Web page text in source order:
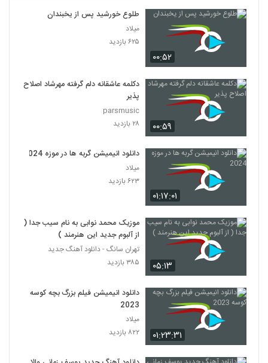
۰۰:۵۲
طلوع خورشید پس از یخبندان
میلاد
۶۲۵ بازدید
۰۰:۵۹
دکلمه عاشقانه دلم گرفته مهرشاد اصلاح
پذیر
parsmusic
۲۸ بازدید
۰۱:۱۷:۰۱
دانلود انیمیشن گربه ها در موزه 2024
میلاد
۶۲۳ بازدید
۰۵:۱۳
موزیک محمد نوابی به نام سیب جدا (
از آلبوم جدید این هنرمند )
تهران سانگ - دانلود آهنگ جدید
۳۸۵ بازدید
۰۱:۲۳:۳۱
دانلود انیمیشن فیلم بزرگ بچه‌ کوسه
2023
میلاد
۸۲۲ بازدید